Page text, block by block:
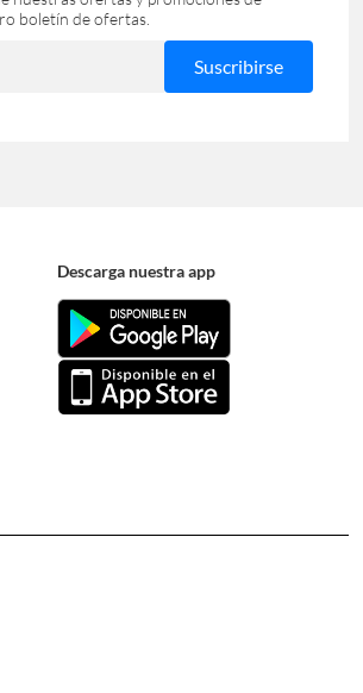
boletín de ofertas.
Suscribirse
Descarga nuestra app